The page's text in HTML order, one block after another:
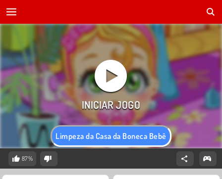
Limpeza da Casa da Boneca Bebê
87%